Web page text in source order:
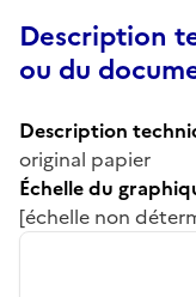
Description
ou du
Description
original papier
Échelle du
[échelle non